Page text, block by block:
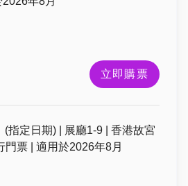
立即購票
指定日期) | 展廳1-9 | 香港故宮
票 | 適用於2026年8月